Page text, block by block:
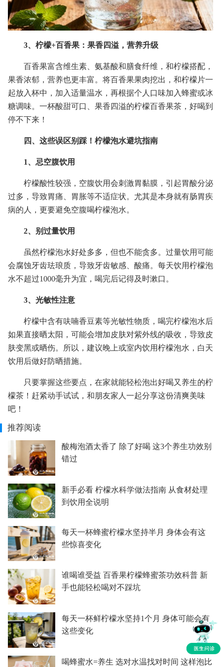
3、柠檬+百香果：果香四溢，营养升级
百香果富含维生素、氨基酸和膳食纤维，和柠檬搭配，
果香浓郁，营养也更丰富。将百香果果肉挖出，和柠檬片一
起放入杯中，加入适量温水，再根据个人口味加入蜂蜜或冰
糖调味。一杯酸甜可口、果香四溢的柠檬百香果茶，好喝到
停不下来！
四、这些误区别踩！柠檬泡水避坑指南
1、忌空腹饮用
柠檬酸性较强，空腹饮用会刺激胃黏膜，引起胃酸分泌
过多，导致胃痛、胃胀等不适症状。尤其是本身就有肠胃疾
病的人，更要避免空腹喝柠檬泡水。
2、别过量饮用
虽然柠檬泡水好处多多，但也不能贪多。过量饮用可能
会腐蚀牙齿珐琅质，导致牙齿敏感、酸痛。每天饮用柠檬泡
水不超过1000毫升为宜，喝完后记得及时漱口。
3、光敏性注意
柠檬中含有呋喃香豆素等光敏性物质，喝完柠檬泡水后
如果直接晒太阳，可能会增加皮肤对紫外线的吸收，导致皮
肤变黑或晒伤。所以，建议晚上或室内饮用柠檬泡水，白天
饮用后做好防晒措施。
只要掌握这些要点，在家就能轻松泡出好喝又养生的柠
檬茶！赶紧动手试试，和朋友家人一起分享这份清爽美味
吧！
推荐阅读
酸梅泡酒太香了 除了好喝 这3个养生功效别
错过
新手必看 柠檬水科学做法指南 从食材处理
到饮用全说明
每天一杯蜂蜜柠檬水坚持半月 身体会有这
些惊喜变化
谁喝谁受益 百香果柠檬蜂蜜茶功效科普 新
手也能轻松喝对不踩坑
每天一杯鲜柠檬水坚持1个月 身体可能会有
这些变化
喝蜂蜜水=养生 选对水温找对时间 这样泡比